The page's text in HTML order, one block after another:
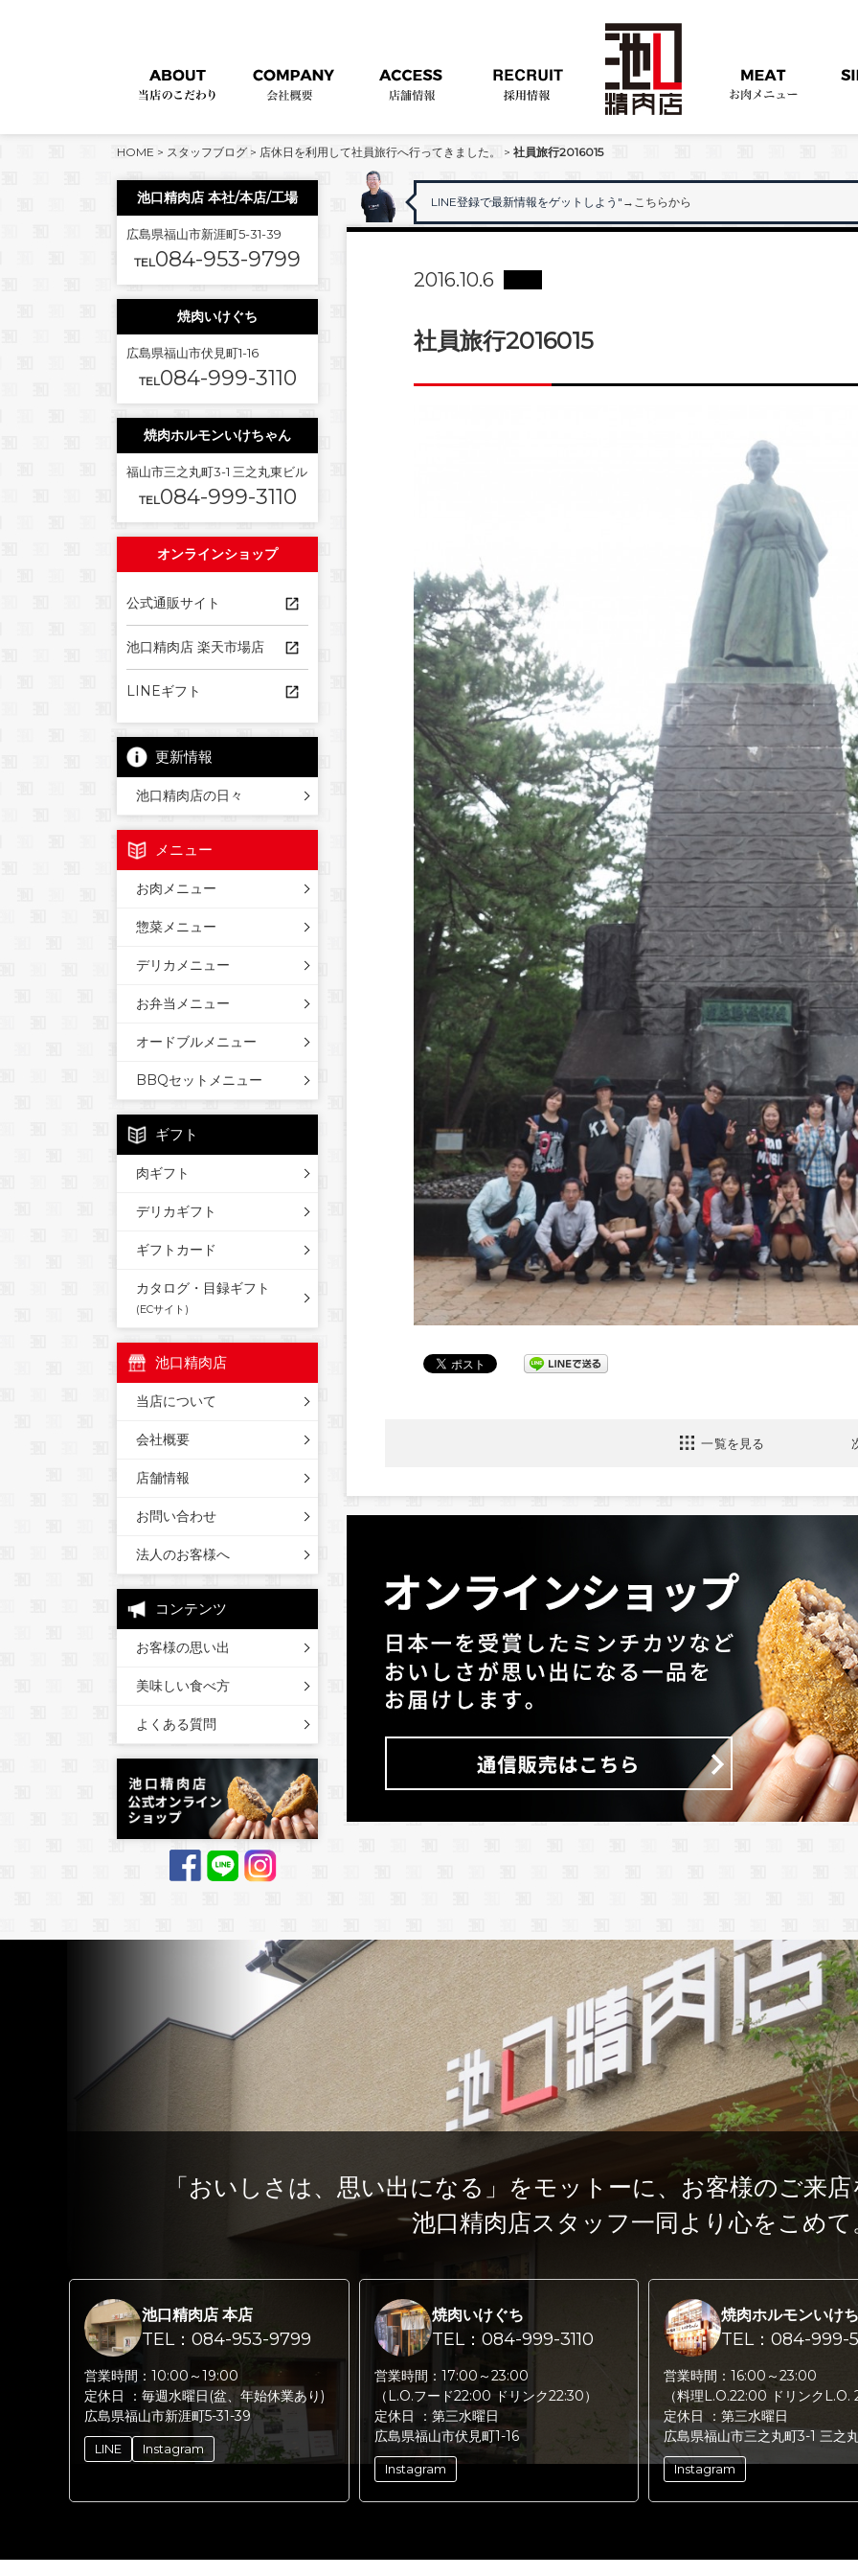
HOME > スタッフブログ > 店休日を利用して社員旅行へ行ってきました。 > 社員旅行2016015
LINE登録で最新情報をゲットしよう" →こちらから
2016.10.6
社員旅行2016015
一覧を見る
池口精肉店 本社/本店/工場
広島県福山市新涯町5-31-39
TEL084-953-9799
焼肉いけぐち
広島県福山市伏見町1-16
TEL084-999-3110
焼肉ホルモンいけちゃん
福山市三之丸町3-1 三之丸東ビル
TEL084-999-3110
オンラインショップ
公式通販サイト
池口精肉店 楽天市場店
LINEギフト
更新情報
池口精肉店の日々
メニュー
お肉メニュー
惣菜メニュー
デリカメニュー
お弁当メニュー
オードブルメニュー
BBQセットメニュー
ギフト
肉ギフト
デリカギフト
ギフトカード
カタログ・目録ギフト
(ECサイト)
池口精肉店
当店について
会社概要
店舗情報
お問い合わせ
法人のお客様へ
コンテンツ
お客様の思い出
美味しい食べ方
よくある質問
「おいしさは、思い出になる」をモットーに、 お客様のご来
池口精肉店スタッフ一同より心をこめて
池口精肉店 本店
TEL：084-953-9799
営業時間： 10:00～19:00
定休日 ： 毎週水曜日(盆、年始休業あり)
広島県福山市新涯町5-31-39
LINE Instagram
焼肉いけぐち
TEL：084-999-3110
営業時間： 17:00～23:00
（L.O.フード22:00 ドリンク22:30）
定休日 ： 第三水曜日
広島県福山市伏見町1-16
Instagram
焼肉ホルモンいけ
TEL：084-999-
営業時間： 16:00～23:00
（料理L.O.22:00 ドリンクL.O.
定休日 ： 第三水曜日
広島県福山市三之丸町3-1 三之
Instagram